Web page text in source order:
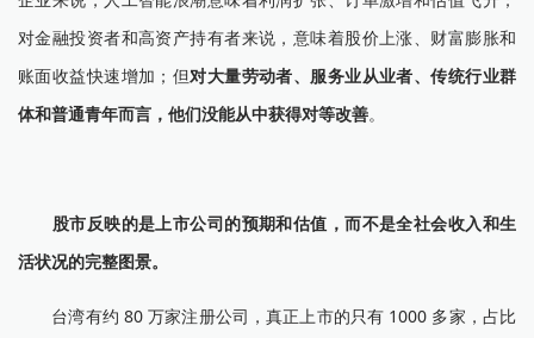
对金融投资者和高资产持有者来说，意味着股价上涨、财富膨胀和
账面收益快速增加；但对大量劳动者、服务业从业者、传统行业群
体和普通青年而言，他们没能从中获得对等改善。
股市反映的是上市公司的预期和估值，而不是全社会收入和生
活状况的完整图景。
台湾有约 80 万家注册公司，真正上市的只有 1000 多家，占比